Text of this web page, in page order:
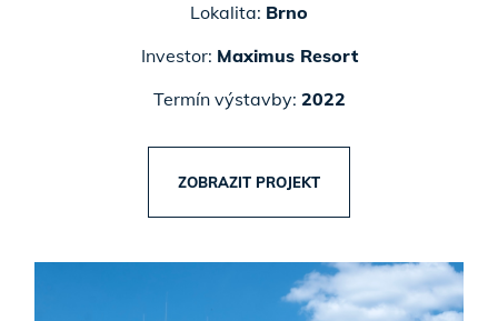
Lokalita: Brno
Investor: Maximus Resort
Termín výstavby: 2022
ZOBRAZIT PROJEKT